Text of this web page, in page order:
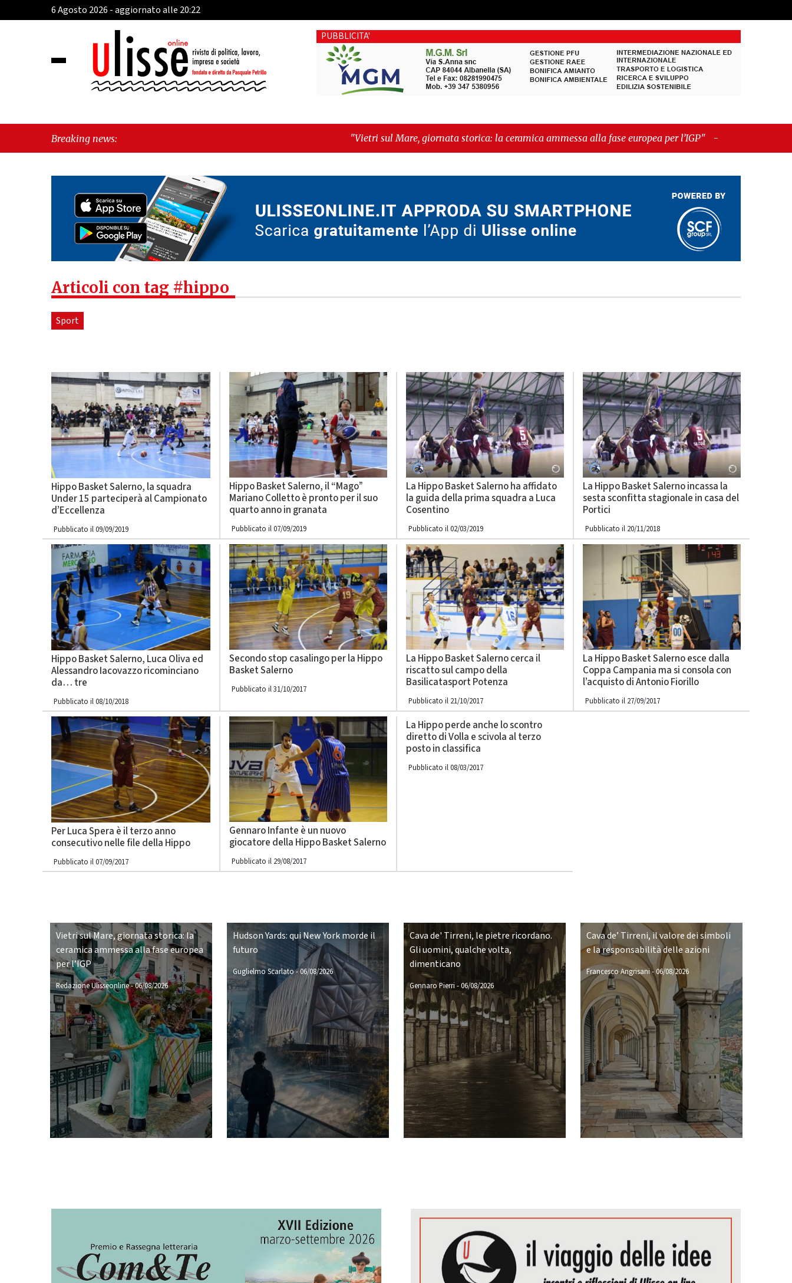
6 Agosto 2026 - aggiornato alle 20:22
PUBBLICITA'
Breaking news: "Vietri sul Mare, giornata storica: la ceramica ammessa alla fase europea per l’IGP" - "Hudson Yards: qui New York
morde il futuro"
Articoli con tag #hippo
Sport
Hippo Basket Salerno, la squadra
Under 15 parteciperà al Campionato
d’Eccellenza
Pubblicato il 09/09/2019
Hippo Basket Salerno, il “Mago”
Mariano Colletto è pronto per il suo
quarto anno in granata
Pubblicato il 07/09/2019
La Hippo Basket Salerno ha affidato
la guida della prima squadra a Luca
Cosentino
Pubblicato il 02/03/2019
La Hippo Basket Salerno incassa la
sesta sconfitta stagionale in casa del
Portici
Pubblicato il 20/11/2018
Hippo Basket Salerno, Luca Oliva ed
Alessandro Iacovazzo ricominciano
da… tre
Pubblicato il 08/10/2018
Secondo stop casalingo per la Hippo
Basket Salerno
Pubblicato il 31/10/2017
La Hippo Basket Salerno cerca il
riscatto sul campo della
Basilicatasport Potenza
Pubblicato il 21/10/2017
La Hippo Basket Salerno esce dalla
Coppa Campania ma si consola con
l’acquisto di Antonio Fiorillo
Pubblicato il 27/09/2017
Per Luca Spera è il terzo anno
consecutivo nelle file della Hippo
Pubblicato il 07/09/2017
Gennaro Infante è un nuovo
giocatore della Hippo Basket Salerno
Pubblicato il 29/08/2017
La Hippo perde anche lo scontro
diretto di Volla e scivola al terzo
posto in classifica
Pubblicato il 08/03/2017
Vietri sul Mare, giornata storica: la
ceramica ammessa alla fase europea
per l’IGP
Redazione Ulisseonline-06/08/2026
Hudson Yards: qui New York morde il
futuro
Guglielmo Scarlato-06/08/2026
Cava de' Tirreni, le pietre ricordano.
Gli uomini, qualche volta,
dimenticano
Gennaro Pierri -06/08/2026
Cava de’ Tirreni, il valore dei simboli
e la responsabilità delle azioni
Francesco Angrisani-06/08/2026